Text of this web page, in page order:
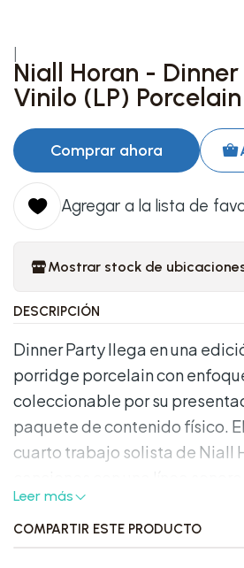
Niall Horan -
Vinilo (LP)
Comprar ahora
Agregar a la lista de
Mostrar stock de
DESCRIPCIÓN
Dinner Party llega en una
porridge porcelain con
coleccionable por su
paquete de contenido físico.
cuarto trabajo solista de Niall
propia edición como íntima,
orgánica. La combinación del
porcelana y la foto
Leer más
COMPARTIR ESTE PRODUCTO